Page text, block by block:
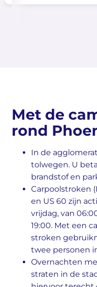
Met de
rond
In de
tolwegen. U
brandstof en
Carpoolstroken
en US 60 zijn
vrijdag, van
19:00. Met een
stroken
twee personen
Overnachten
straten in de